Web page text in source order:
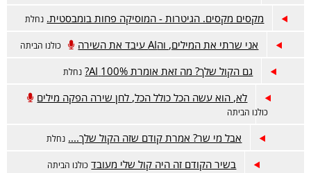
מקסים מקסים. הגיטרות - המוסיקה פחות בומבסטית. נחלת
אני שרתי את המילים, והAI עיבד את השירה כולנו הביתה
גם הקול שלך? מה זאת אומרת 100% AI? נחלת
לא, הוא עשה הכל כולל הכל, לחן שירה הפקה מילים
כולנו הביתה
אבל מי שר? אמרת קודם שזה הקול שלך.... נחלת
בשיר הקודם זה היה קול שלי מעובד כולנו הביתה